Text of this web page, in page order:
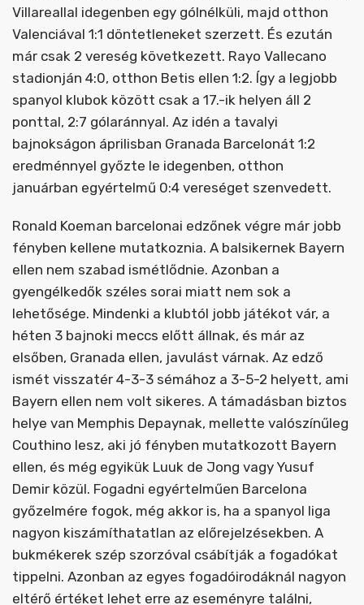
Villareallal idegenben egy gólnélküli, majd otthon
Valenciával 1:1 döntetleneket szerzett. És ezután
már csak 2 vereség következett. Rayo Vallecano
stadionján 4:0, otthon Betis ellen 1:2. Így a legjobb
spanyol klubok között csak a 17.-ik helyen áll 2
ponttal, 2:7 gólaránnyal. Az idén a tavalyi
bajnokságon áprilisban Granada Barcelonát 1:2
eredménnyel győzte le idegenben, otthon
januárban egyértelmű 0:4 vereséget szenvedett.
Ronald Koeman barcelonai edzőnek végre már jobb
fényben kellene mutatkoznia. A balsikernek Bayern
ellen nem szabad ismétlődnie. Azonban a
gyengélkedők széles sorai miatt nem sok a
lehetősége. Mindenki a klubtól jobb játékot vár, a
héten 3 bajnoki meccs előtt állnak, és már az
elsőben, Granada ellen, javulást várnak. Az edző
ismét visszatér 4-3-3 sémához a 3-5-2 helyett, ami
Bayern ellen nem volt sikeres. A támadásban biztos
helye van Memphis Depaynak, mellette valószínűleg
Couthino lesz, aki jó fényben mutatkozott Bayern
ellen, és még egyikük Luuk de Jong vagy Yusuf
Demir közül. Fogadni egyértelműen Barcelona
győzelmére fogok, még akkor is, ha a spanyol liga
nagyon kiszámíthatatlan az előrejelzésekben. A
bukmékerek szép szorzóval csábítják a fogadókat
tippelni. Azonban az egyes fogadóirodáknál nagyon
eltérő értéket lehet erre az eseményre találni,